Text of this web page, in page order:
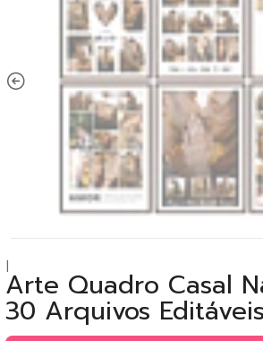
|Arte Quadro Casal
30 Arquivos